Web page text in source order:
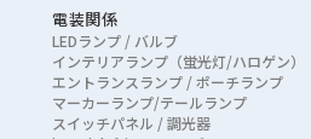
電装関係
LEDランプ / バルブ
インテリアランプ（蛍光灯/ハロゲン）
エントランスランプ / ポーチランプ
マーカーランプ/テールランプ
スイッチパネル / 調光器